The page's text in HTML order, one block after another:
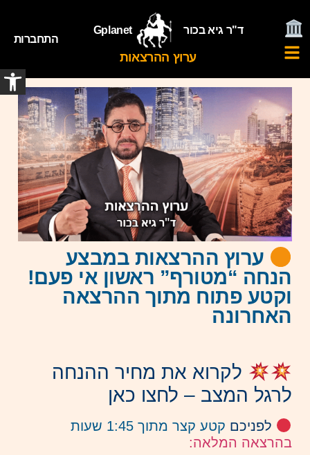
ד"ר גיא בכור Gplanet
ערוץ ההרצאות
התחברות
ערוץ ההרצאות במבצע
הנחה “מטורף” ראשון אי פעם!
וקטע פתוח מתוך ההרצאה
האחרונה
לקרוא את מחיר ההנחה
לרגל המצב – לחצו כאן
לפניכם קטע קצר מתוך 1:45 שעות
בהרצאה המלאה: